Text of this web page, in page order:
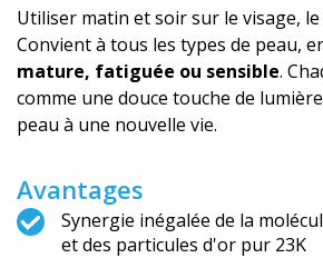
Utiliser matin et soir sur le visage,
Convient à tous les types de peau,
mature, fatiguée ou sensible.
comme une douce touche de
peau à une nouvelle vie.
Avantages
Synergie inégalée de la
et des particules d'or pur 23K